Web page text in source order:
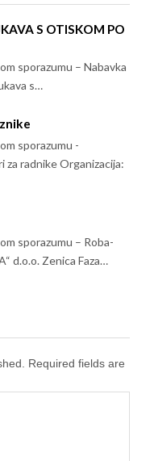
S OTISKOM PO
sporazumu – Nabavka
s…
sporazumu -
za radnike Organizacija:
sporazumu – Roba-
d.o.o. Zenica Faza…
Required fields are